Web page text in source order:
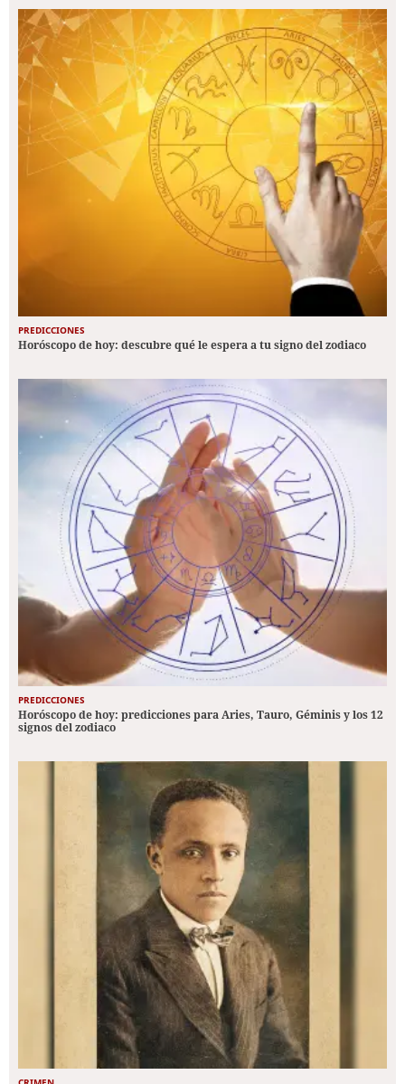
PREDICCIONES
Horóscopo de hoy: descubre qué le espera a tu signo del zodiaco
PREDICCIONES
Horóscopo de hoy: predicciones para Aries, Tauro, Géminis y los 12
signos del zodiaco